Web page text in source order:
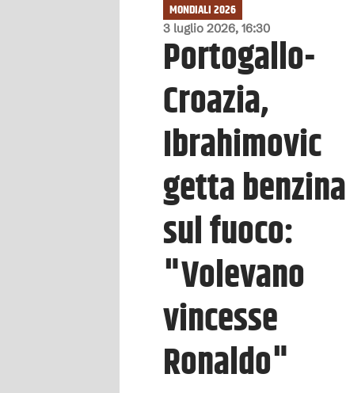
3 luglio 2026, 16:30
MONDIALI 2026
Portogallo-
Croazia,
Ibrahimovic
getta benzina
sul fuoco:
"Volevano
vincesse
Ronaldo"